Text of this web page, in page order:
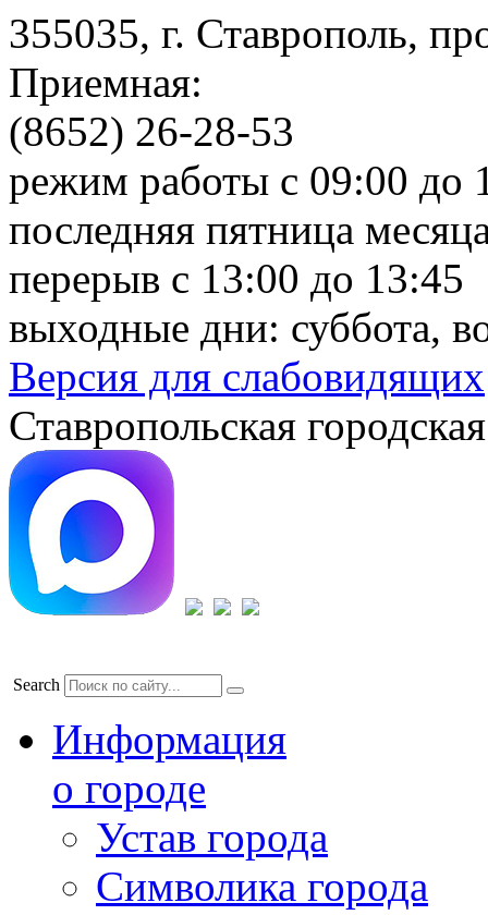
355035, г. Ставрополь,
Приемная:
(8652) 26-28-53
режим работы с 09:00 до
последняя пятница
перерыв с 13:00 до 13:45
выходные дни: суббота,
Версия для слабовидящих
Ставропольская
Search
Информация
о городе
Устав города
Символика города